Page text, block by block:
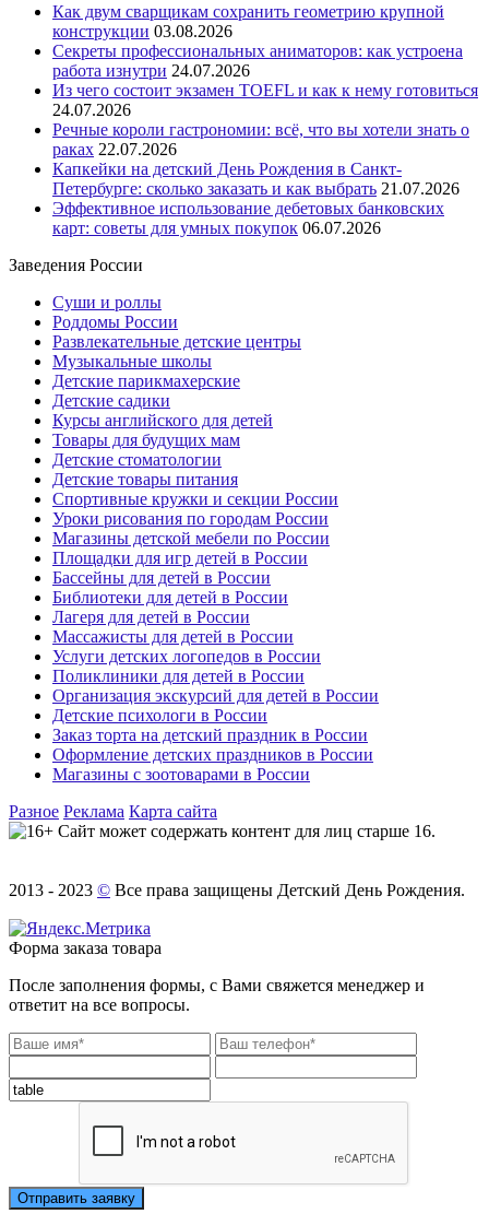
Как двум сварщикам сохранить геометрию крупной
конструкции 03.08.2026
Секреты профессиональных аниматоров: как устроена
работа изнутри 24.07.2026
Из чего состоит экзамен TOEFL и как к нему готовиться
24.07.2026
Речные короли гастрономии: всё, что вы хотели знать о
раках 22.07.2026
Капкейки на детский День Рождения в Санкт-
Петербурге: сколько заказать и как выбрать 21.07.2026
Эффективное использование дебетовых банковских
карт: советы для умных покупок 06.07.2026
Заведения России
Суши и роллы
Роддомы России
Развлекательные детские центры
Музыкальные школы
Детские парикмахерские
Детские садики
Курсы английского для детей
Товары для будущих мам
Детские стоматологии
Детские товары питания
Спортивные кружки и секции России
Уроки рисования по городам России
Магазины детской мебели по России
Площадки для игр детей в России
Бассейны для детей в России
Библиотеки для детей в России
Лагеря для детей в России
Массажисты для детей в России
Услуги детских логопедов в России
Поликлиники для детей в России
Организация экскурсий для детей в России
Детские психологи в России
Заказ торта на детский праздник в России
Оформление детских праздников в России
Магазины с зоотоварами в России
Разное Реклама Карта сайта
Сайт может содержать контент для лиц старше 16.
2013 - 2023 © Все права защищены Детский День Рождения.
Форма заказа товара
После заполнения формы, с Вами свяжется менеджер и
ответит на все вопросы.